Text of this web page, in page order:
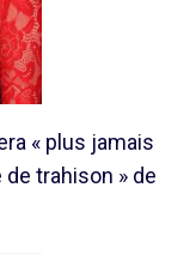
« plus jamais
trahison » de